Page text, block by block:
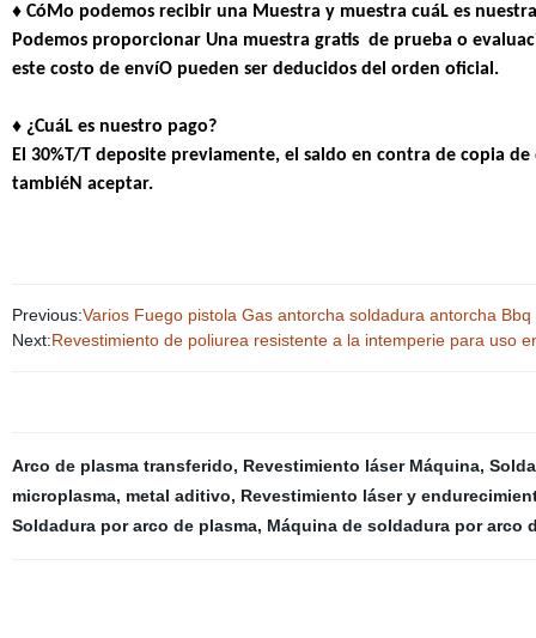
♦ CóMo podemos recibir una Muestra y muestra cuáL es
Podemos proporcionarUna muestra gratis de prueba o
este costo de envíO pueden ser deducidos del orden oficial.
♦ ¿CuáL es nuestro pago?
El 30%T/T deposite previamente, el saldo en contra de copia
tambiéN aceptar.
Previous:Varios Fuego pistola Gas antorcha soldadura antorcha
Next:Revestimiento de poliurea resistente a la intemperie para uso
Arco de plasma transferido, Revestimiento láser Máquina,
microplasma, metal aditivo, Revestimiento láser y
Soldadura por arco de plasma, Máquina de soldadura por arco